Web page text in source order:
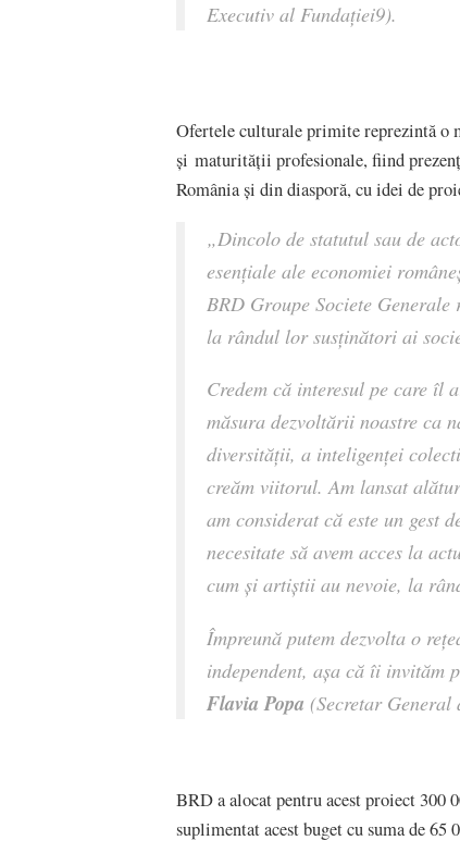
Executiv al Fundaţiei9).
Ofertele culturale primite reprezintă o
și maturității profesionale, fiind
România și din diasporă, cu idei de
„Dincolo de statutul sau de
esențiale ale economiei
BRD Groupe Societe
la rândul lor susținători ai
Credem că interesul pe care îl
măsura dezvoltării noastre ca
diversităţii, a inteligenţei
creăm viitorul. Am lansat
am considerat că este un gest
necesitate să avem acces la
cum şi artiştii au nevoie, la
Împreună putem dezvolta o
independent, așa că îi invităm
Flavia Popa (Secretar General
BRD a alocat pentru acest proiect 300
suplimentat acest buget cu suma de 65